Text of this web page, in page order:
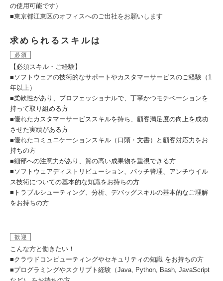
の使用可能です）
■東京都江東区のオフィスへのご出社をお願いします
求められるスキルは
必須
【必須スキル・ご経験】
■ソフトウェアの技術的なサポートやカスタマーサービスのご経験（1
年以上）
■柔軟性があり、プロフェッショナルで、丁寧かつモチベーションを
持って取り組める方
■優れたカスタマーサービススキルを持ち、顧客満足度の向上を成功
させた実績がある方
■優れたコミュニケーションスキル（口頭・文書）と顧客対応力をお
持ちの方
■細部への注意力があり、質の高い成果物を重視できる方
■ソフトウェアディストリビューション、パッチ管理、アンチウイル
ス技術についての基本的な知識をお持ちの方
■トラブルシューティング、分析、デバッグスキルの基本的なご理解
をお持ちの方
歓迎
こんな方と働きたい！
■クラウドコンピューティングやセキュリティの知識 をお持ちの方
■プログラミングやスクリプト経験（Java, Python, Bash, JavaScript